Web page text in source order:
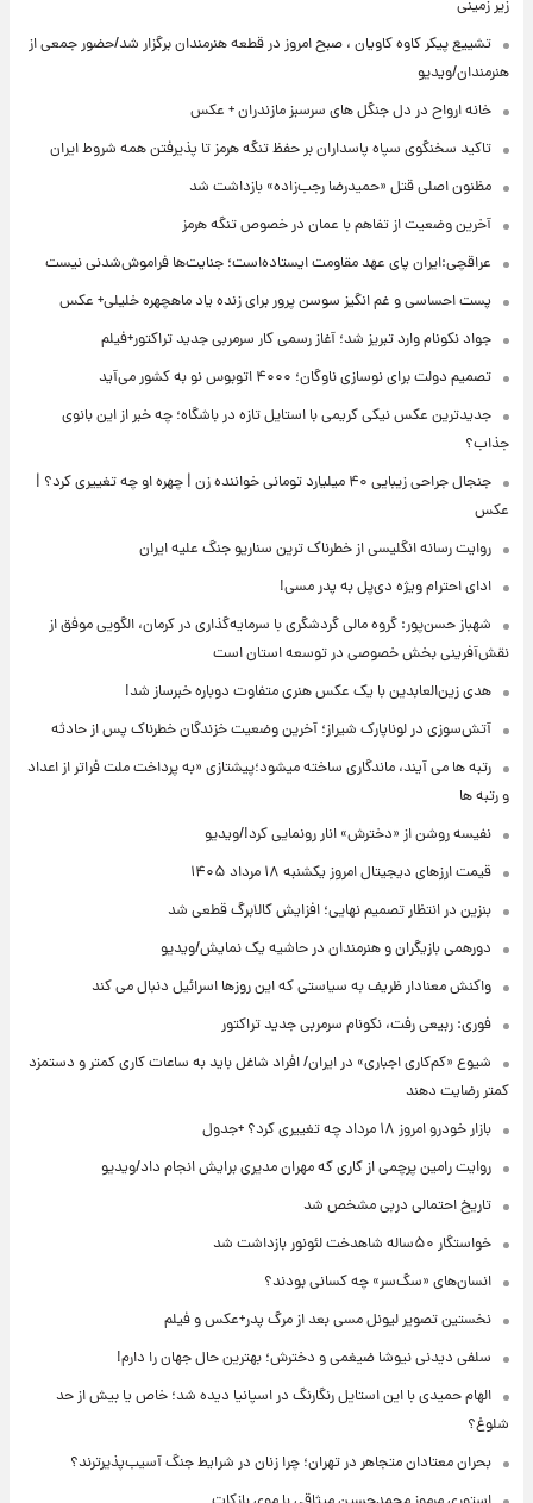
زیر زمینی
تشییع پیکر کاوه کاویان ، صبح امروز در قطعه هنرمندان برگزار شد/حضور جمعی از
هنرمندان/ویدیو
خانه ارواح در دل جنگل های سرسبز مازندران + عکس
تاکید سخنگوی سپاه پاسداران بر حفظ تنگه هرمز تا پذیرفتن همه شروط ایران
مظنون اصلی قتل «حمیدرضا رجب‌زاده» بازداشت شد
آخرین وضعیت از تفاهم با عمان در خصوص تنگه هرمز
عراقچی:ایران پای عهد مقاومت ایستاده‌است؛ جنایت‌ها فراموش‌شدنی نیست
پست احساسی و غم انگیز سوسن پرور برای زنده یاد ماهچهره خلیلی+ عکس
جواد نکونام وارد تبریز شد؛ آغاز رسمی کار سرمربی جدید تراکتور+فیلم
تصمیم دولت برای نوسازی ناوگان؛ ۴۰۰۰ اتوبوس نو به کشور می‌آید
جدیدترین عکس نیکی کریمی با استایل تازه در باشگاه؛ چه خبر از این بانوی
جذاب؟
جنجال جراحی زیبایی ۴۰ میلیارد تومانی خواننده زن | چهره او چه تغییری کرد؟ |
عکس
روایت رسانه انگلیسی از خطرناک ترین سناریو جنگ علیه ایران
ادای احترام ویژه دی‌پل به پدر مسی!
شهباز حسن‌پور: گروه مالی گردشگری با سرمایه‌گذاری در کرمان، الگویی موفق از
نقش‌آفرینی بخش خصوصی در توسعه استان است
هدی زین‌العابدین با یک عکس هنری متفاوت دوباره خبرساز شد!
آتش‌سوزی در لوناپارک شیراز؛ آخرین وضعیت خزندگان خطرناک پس از حادثه
رتبه ها می آیند، ماندگاری ساخته میشود؛پیشتازی «به پرداخت ملت فراتر از اعداد
و رتبه ها
نفیسه روشن از «دخترش» انار رونمایی کرد!/ویدیو
قیمت ارزهای دیجیتال امروز یکشنبه ۱۸ مرداد ۱۴۰۵
بنزین در انتظار تصمیم نهایی؛ افزایش کالابرگ قطعی شد
دورهمی بازیگران و هنرمندان در حاشیه یک نمایش/ویدیو
واکنش معنادار ظریف به سیاستی که این روزها اسرائیل دنبال می کند
فوری: ربیعی رفت، نکونام سرمربی جدید تراکتور
شیوع «کم‌کاری اجباری» در ایران/ افراد شاغل باید به ساعات کاری کمتر و دستمزد
کمتر رضایت دهند
بازار خودرو امروز ۱۸ مرداد چه تغییری کرد؟ +جدول
روایت رامین پرچمی از کاری که مهران مدیری برایش انجام داد/ویدیو
تاریخ احتمالی دربی مشخص شد
خواستگار ۵۰ساله شاهدخت لئونور بازداشت شد
انسان‌های «سگ‌سر» چه کسانی بودند؟
نخستین تصویر لیونل مسی بعد از مرگ پدر+عکس و فیلم
سلفی دیدنی نیوشا ضیغمی و دخترش؛ بهترین حال جهان را دارم!
الهام حمیدی با این استایل رنگارنگ در اسپانیا دیده شد؛ خاص یا بیش از حد
شلوغ؟
بحران معتادان متجاهر در تهران؛ چرا زنان در شرایط جنگ آسیب‌پذیرترند؟